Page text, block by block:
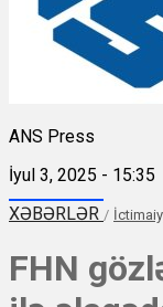
ANS Press
İyul 3, 2025 - 15:35
XƏBƏRLƏR /
FHN